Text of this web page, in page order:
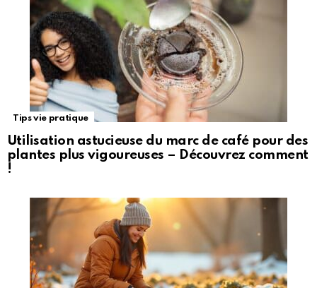
Tips vie pratique
Utilisation astucieuse du marc de café pour des
plantes plus vigoureuses – Découvrez comment
!